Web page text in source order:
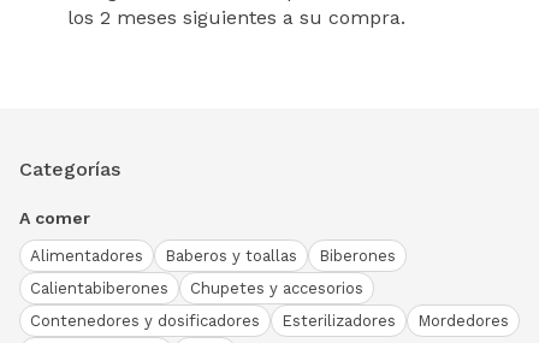
los 2 meses siguientes a su compra.
Categorías
A comer
Alimentadores Baberos y toallas
Biberones
Calientabiberones
Chupetes y accesorios
Contenedores y dosificadores
Esterilizadores
Mordedores